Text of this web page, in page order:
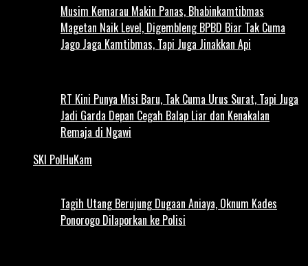
Musim Kemarau Makin Panas, Bhabinkamtibmas
Magetan Naik Level, Digembleng BPBD Biar Tak Cuma
Jago Jaga Kamtibmas, Tapi Juga Jinakkan Api
RT Kini Punya Misi Baru, Tak Cuma Urus Surat, Tapi Juga
Jadi Garda Depan Cegah Balap Liar dan Kenakalan
Remaja di Ngawi
SKI PolHuKam
Tagih Utang Berujung Dugaan Aniaya, Oknum Kades
Ponorogo Dilaporkan ke Polisi